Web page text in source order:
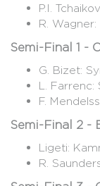
P.I.
R.
Semi-Final 1 -
G. Bizet:
L. Farrenc:
F.
Semi-Final 2 -
Ligeti:
R.